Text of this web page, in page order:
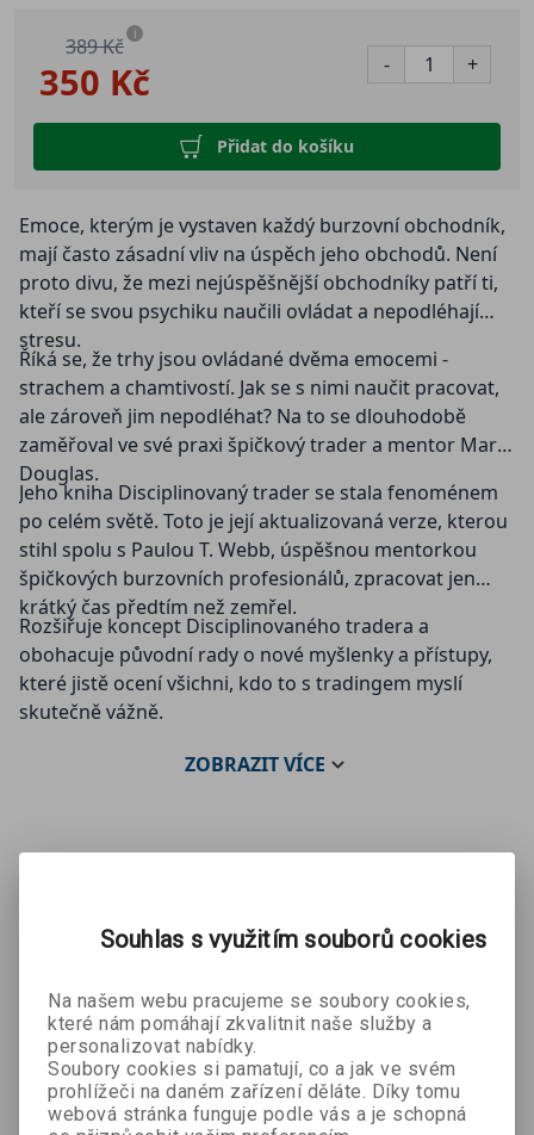
350 Kč
389 Kč i
- +
Přidat do košíku
Emoce, kterým je vystaven každý burzovní obchodník,
mají často zásadní vliv na úspěch jeho obchodů. Není
proto divu, že mezi nejúspěšnější obchodníky patří ti,
kteří se svou psychiku naučili ovládat a nepodléhají
stresu.
Říká se, že trhy jsou ovládané dvěma emocemi -
strachem a chamtivostí. Jak se s nimi naučit pracovat,
ale zároveň jim nepodléhat? Na to se dlouhodobě
zaměřoval ve své praxi špičkový trader a mentor Mark
Douglas.
Jeho kniha Disciplinovaný trader se stala fenoménem
po celém světě. Toto je její aktualizovaná verze, kterou
stihl spolu s Paulou T. Webb, úspěšnou mentorkou
špičkových burzovních profesionálů, zpracovat jen
krátký čas předtím než zemřel.
Rozšiřuje koncept Disciplinovaného tradera a
obohacuje původní rady o nové myšlenky a přístupy,
které jistě ocení všichni, kdo to s tradingem myslí
skutečně vážně.
ZOBRAZITVÍCE
Myslete
Hodnotové
CURYŠSKÉ
Souhlas s využitím souborů cookies
Na našem webu pracujeme se soubory cookies,
které nám pomáhají zkvalitnit naše služby a
personalizovat nabídky.
Soubory cookies si pamatují, co a jak ve svém
prohlížeči na daném zařízení děláte. Díky tomu
webová stránka funguje podle vás a je schopná